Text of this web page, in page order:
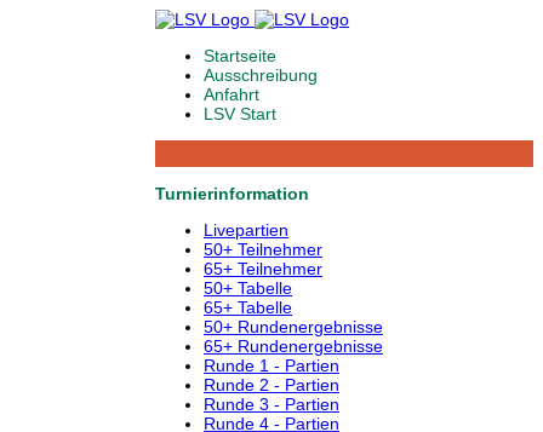
Startseite
Ausschreibung
Anfahrt
LSV Start
Turnierinformation
Livepartien
50+ Teilnehmer
65+ Teilnehmer
50+ Tabelle
65+ Tabelle
50+ Rundenergebnisse
65+ Rundenergebnisse
Runde 1 - Partien
Runde 2 - Partien
Runde 3 - Partien
Runde 4 - Partien